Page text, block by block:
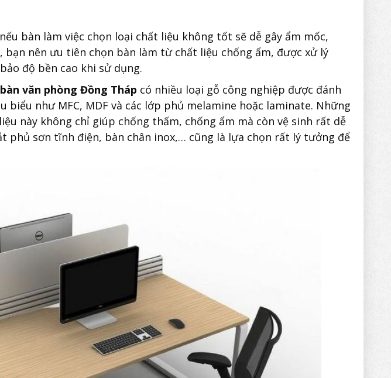
bàn làm việc chọn loại chất liệu không tốt sẽ dễ gây ẩm mốc,
bạn nên ưu tiên chọn bàn làm từ chất liệu chống ẩm, được xử lý
độ bền cao khi sử dụng.
bàn văn phòng Đồng Tháp có nhiều loại gỗ công nghiệp được đánh
biểu như MFC, MDF và các lớp phủ melamine hoặc laminate. Những
này không chỉ giúp chống thấm, chống ẩm mà còn vệ sinh rất dễ
phủ sơn tĩnh điện, bàn chân inox,… cũng là lựa chọn rất lý tưởng để